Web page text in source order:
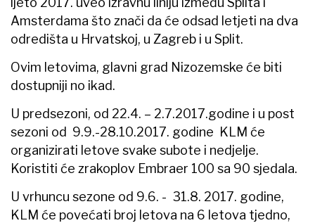
Amsterdama što znači da će odsad letjeti na dva
odredišta u Hrvatskoj, u Zagreb i u Split.
Ovim letovima, glavni grad Nizozemske će biti
dostupniji no ikad.
U predsezoni, od 22.4. – 2.7.2017.godine i u post
sezoni od 9.9.-28.10.2017. godine KLM će
organizirati letove svake subote i nedjelje.
Koristiti će zrakoplov Embraer 100 sa 90 sjedala.
U vrhuncu sezone od 9.6. - 31.8. 2017. godine,
KLM će povećati broj letova na 6 letova tjedno,